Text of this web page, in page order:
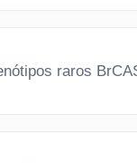
raros